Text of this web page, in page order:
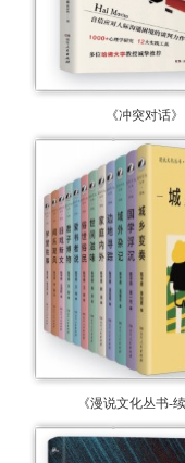
《冲突对话》
《漫说文化丛书-